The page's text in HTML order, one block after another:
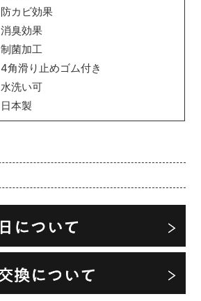
防カビ効果
消臭効果
制菌加工
4角滑り止めゴム付き
水洗い可
日本製